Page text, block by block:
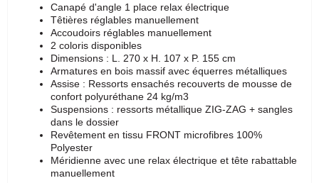
Canapé d'angle 1 place relax électrique
Têtières réglables manuellement
Accoudoirs réglables manuellement
2 coloris disponibles
Dimensions : L. 270 x H. 107 x P. 155 cm
Armatures en bois massif avec équerres métalliques
Assise : Ressorts ensachés recouverts de mousse de
confort polyuréthane 24 kg/m3
Suspensions : ressorts métallique ZIG-ZAG + sangles
dans le dossier
Revêtement en tissu FRONT microfibres 100%
Polyester
Méridienne avec une relax électrique et tête rabattable
manuellement